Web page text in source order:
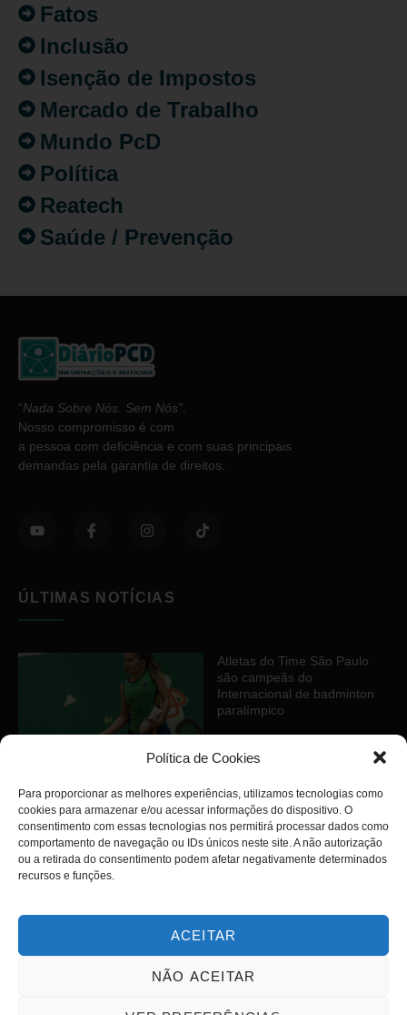
Política de Cookies
Para proporcionar as melhores experiências, utilizamos tecnologias como
cookies para armazenar e/ou acessar informações do dispositivo. O
consentimento com essas tecnologias nos permitirá processar dados como
comportamento de navegação ou IDs únicos neste site. A não autorização
ou a retirada do consentimento podem afetar negativamente determinados
recursos e funções.
ACEITAR
NÃO ACEITAR
Fatos
Inclusão
Isenção de Impostos
Mercado de Trabalho
Mundo PcD
Política
Reatech
Saúde / Prevenção
“Nada Sobre Nós. Sem Nós”
Nosso compromisso é com
a pessoa com deficiência e com suas principais
demandas pela garantia de direitos.
ÚLTIMAS NOTÍCIAS
Atletas do Time São Paulo
são campeãs do
Internacional de badminton
paralímpico
aceitação ainda não
Trabalho / Empregabilidade